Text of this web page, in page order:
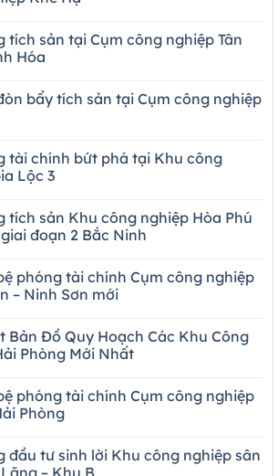
tích sản tại Cụm công nghiệp Tân
Hóa
bẩy tích sản tại Cụm công nghiệp
tài chính bứt phá tại Khu công
Lộc 3
tích sản Khu công nghiệp Hòa Phú
đoạn 2 Bắc Ninh
phóng tài chính Cụm công nghiệp
– Ninh Sơn mới
Bản Đồ Quy Hoạch Các Khu Công
Phòng Mới Nhất
phóng tài chính Cụm công nghiệp
Phòng
đầu tư sinh lời Khu công nghiệp sân